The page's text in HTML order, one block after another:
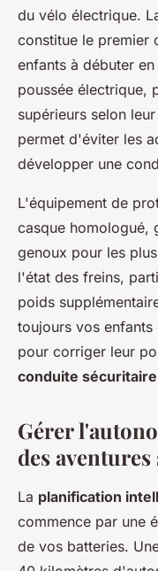
du vélo électrique.
constitue le premier
enfants à débuter
poussée électrique,
supérieurs selon
permet d'éviter les
développer une
L'équipement de
casque homologué,
genoux pour les
l'état des freins,
poids
toujours vos
pour corriger leur
conduite sécuritaire
Gérer
des
La planification
commence par une
de vos batteries.